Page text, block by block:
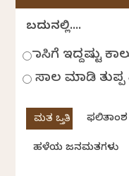
ಬದುಕಿನಲ್ಲಿ....
ಹಾಸಿಗೆ ಇದ್ದಷ್ಟು
ಸಾಲ ಮಾಡಿ ತುಪ್ಪ
ಫಲಿತಾಂಶ
ಹಳೆಯ ಜನಮತಗಳು